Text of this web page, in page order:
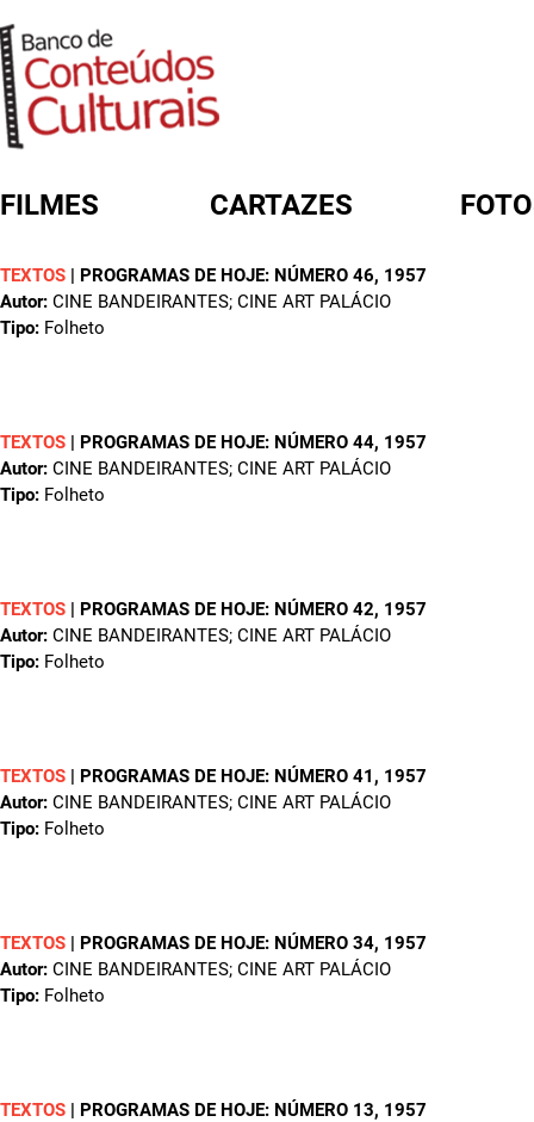
FILMES CARTAZES
TEXTOS | PROGRAMAS DE HOJE: NÚMERO 46, 1957
Autor: CINE BANDEIRANTES; CINE ART PALÁCIO
Tipo: Folheto
TEXTOS | PROGRAMAS DE HOJE: NÚMERO 44, 1957
Autor: CINE BANDEIRANTES; CINE ART PALÁCIO
Tipo: Folheto
TEXTOS | PROGRAMAS DE HOJE: NÚMERO 42, 1957
Autor: CINE BANDEIRANTES; CINE ART PALÁCIO
Tipo: Folheto
TEXTOS | PROGRAMAS DE HOJE: NÚMERO 41 , 1957
Autor: CINE BANDEIRANTES; CINE ART PALÁCIO
Tipo: Folheto
TEXTOS | PROGRAMAS DE HOJE: NÚMERO 34, 1957
Autor: CINE BANDEIRANTES; CINE ART PALÁCIO
Tipo: Folheto
TEXTOS | PROGRAMAS DE HOJE: NÚMERO 13, 1957
FORMULÁRIO DE BUSCA